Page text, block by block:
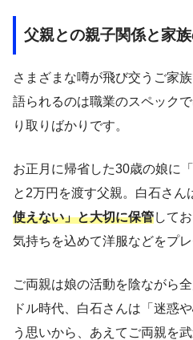
父親との親子関係と家
さまざまな噂が飛び交うご家
語られるのは職業のスペック
り取りばかりです。
お正月に帰省した30歳の娘に
と2万円を渡す父親。白石さん
使えない」と大切に保管して
気持ちを込めて洋服などをプ
ご両親は娘の活動を陰ながら
ドル時代、白石さんは「迷惑
う思いから、あえてご両親を